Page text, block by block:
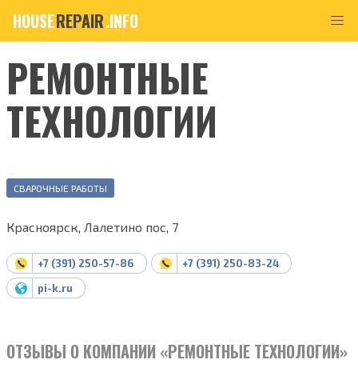
HOUSEREPAIR.INFO
РЕМОНТНЫЕ
ТЕХНОЛОГИИ
СВАРОЧНЫЕ РАБОТЫ
Красноярск, Лалетино пос, 7
+7 (391) 250-57-86
+7 (391) 250-83-24
pi-k.ru
ОТЗЫВЫ О КОМПАНИИ «РЕМОНТНЫЕ ТЕХНОЛОГИИ»